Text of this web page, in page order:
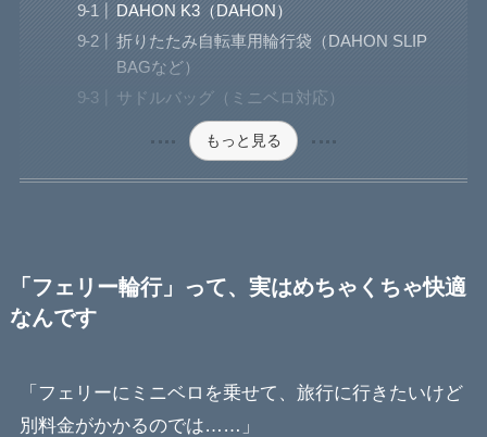
DAHON K3（DAHON）
折りたたみ自転車用輪行袋（DAHON SLIP
BAGなど）
サドルバッグ（ミニベロ対応）
もっと見る
「フェリー輪行」って、実はめちゃくちゃ快適
なんです
「フェリーにミニベロを乗せて、旅行に行きたいけど
別料金がかかるのでは……」